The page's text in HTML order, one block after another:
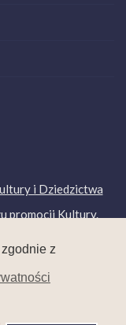
z
i Dziedzictwa
promocji Kultury.